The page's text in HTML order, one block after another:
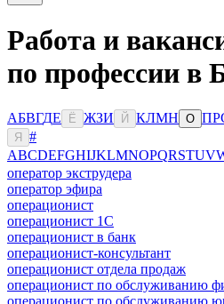
Работа и
по профессии в
АБВГДЕ Ё ЖЗИ Й КЛМН О ПР
Я
#
ABCDEFGHIJKLMNOPQRSTUV
оператор экструдера
оператор эфира
операционист
операционист 1С
операционист в банк
операционист-консультант
операционист отдела продаж
операционист по обслуживанию
операционист по обслуживанию